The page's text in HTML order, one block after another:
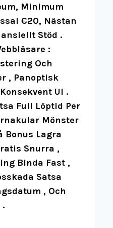
Minimum
€20, Nästan
Stöd .
:
Och
, Panoptisk
UI .
Full Löptid Per
Mönster
Bonus Lagra
Snurra ,
Binda Fast ,
Satsa
, Och
.